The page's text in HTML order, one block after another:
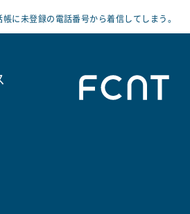
に未登録の電話番号から着信してしまう。